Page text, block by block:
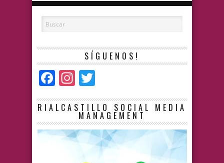
SÍGUENOS!
Facebook
Instagram
RIALCASTILLO SOCIAL MEDIA
MANAGEMENT